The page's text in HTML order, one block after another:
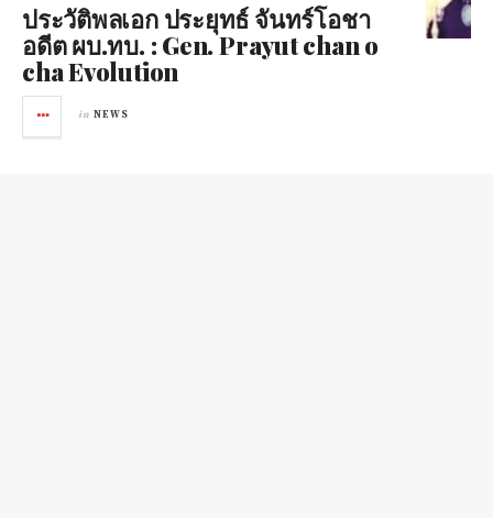
ประวัติพลเอก ประยุทธ์ จันทร์โอชา
อดีต ผบ.ทบ. : Gen. Prayut chan o
cha Evolution
in NEWS